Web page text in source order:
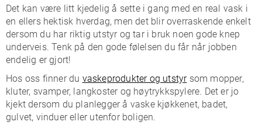
Det kan være litt kjedelig å sette i gang med en real vask i
en ellers hektisk hverdag, men det blir overraskende enkelt
dersom du har riktig utstyr og tar i bruk noen gode knep
underveis. Tenk på den gode følelsen du får når jobben
endelig er gjort!
Hos oss finner du vaskeprodukter og utstyrsom mopper,
kluter, svamper, langkoster og høytrykkspylere. Det er jo
kjekt dersom du planlegger å vaske kjøkkenet, badet,
gulvet, vinduer eller utenfor boligen.